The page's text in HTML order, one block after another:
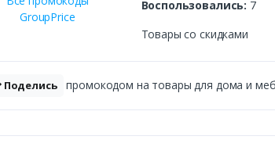
GroupPrice
Воспользовались: 7
Товары со скидками
Поделись промокодом на товары для дома и